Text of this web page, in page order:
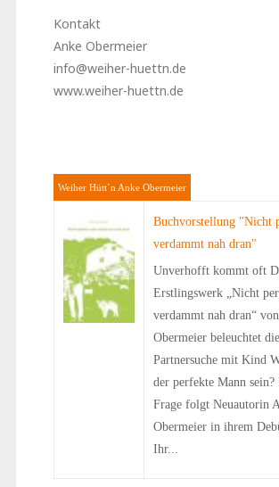
Kontakt
Anke Obermeier
info@weiher-huettn.de
www.weiher-huettn.de
Weiher Hütt`n Anke Obermeier
Buchvorstellung "Nicht
verdammt nah dran"
Unverhofft kommt oft
Erstlingswerk „Nicht
verdammt nah dran“
Obermeier beleuchtet die
Partnersuche mit Kind
der perfekte Mann sein?
Frage folgt Neuautorin
Obermeier in ihrem
Ihr...